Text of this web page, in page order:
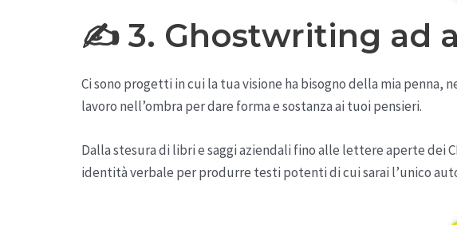
✍️3. Ghostwriting ad
Ci sono progetti in cui la tua visione ha bisogno della mia penna,
lavoro nell’ombra per dare forma e sostanza ai tuoi pensieri.
Dalla stesura di libri e saggi aziendali fino alle lettere aperte
identità verbale per produrre testi potenti di cui sarai l’unico